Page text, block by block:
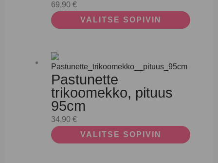
69,90 €
VALITSE SOPIVIN
Pastunette
trikoomekko, pituus
95cm
34,90 €
VALITSE SOPIVIN